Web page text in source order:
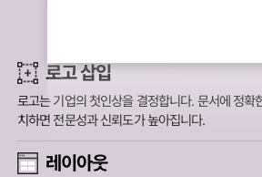
로고 삽입
로고는 기업의 첫인상을 결정합니다. 문서에 정확
치하면 전문성과 신뢰도가 높아집니다.
레이아웃